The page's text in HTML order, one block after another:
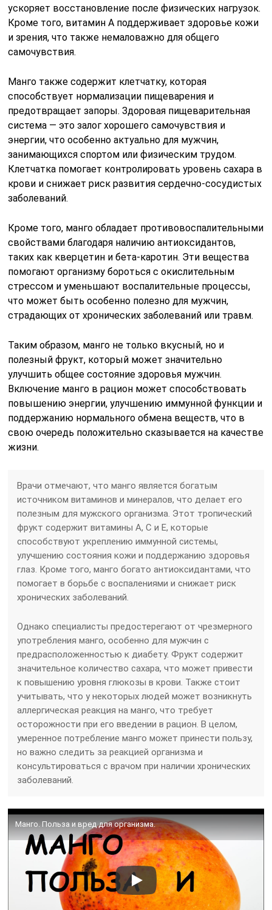
ускоряет восстановление после физических нагрузок.
Кроме того, витамин A поддерживает здоровье кожи
и зрения, что также немаловажно для общего
самочувствия.
Манго также содержит клетчатку, которая
способствует нормализации пищеварения и
предотвращает запоры. Здоровая пищеварительная
система — это залог хорошего самочувствия и
энергии, что особенно актуально для мужчин,
занимающихся спортом или физическим трудом.
Клетчатка помогает контролировать уровень сахара в
крови и снижает риск развития сердечно-сосудистых
заболеваний.
Кроме того, манго обладает противовоспалительными
свойствами благодаря наличию антиоксидантов,
таких как кверцетин и бета-каротин. Эти вещества
помогают организму бороться с окислительным
стрессом и уменьшают воспалительные процессы,
что может быть особенно полезно для мужчин,
страдающих от хронических заболеваний или травм.
Таким образом, манго не только вкусный, но и
полезный фрукт, который может значительно
улучшить общее состояние здоровья мужчин.
Включение манго в рацион может способствовать
повышению энергии, улучшению иммунной функции и
поддержанию нормального обмена веществ, что в
свою очередь положительно сказывается на качестве
жизни.
Врачи отмечают, что манго является богатым
источником витаминов и минералов, что делает его
полезным для мужского организма. Этот тропический
фрукт содержит витамины A, C и E, которые
способствуют укреплению иммунной системы,
улучшению состояния кожи и поддержанию здоровья
глаз. Кроме того, манго богато антиоксидантами, что
помогает в борьбе с воспалениями и снижает риск
хронических заболеваний.
Однако специалисты предостерегают от чрезмерного
употребления манго, особенно для мужчин с
предрасположенностью к диабету. Фрукт содержит
значительное количество сахара, что может привести
к повышению уровня глюкозы в крови. Также стоит
учитывать, что у некоторых людей может возникнуть
аллергическая реакция на манго, что требует
осторожности при его введении в рацион. В целом,
умеренное потребление манго может принести пользу,
но важно следить за реакцией организма и
консультироваться с врачом при наличии хронических
заболеваний.
Манго. Польза и вред для организма.